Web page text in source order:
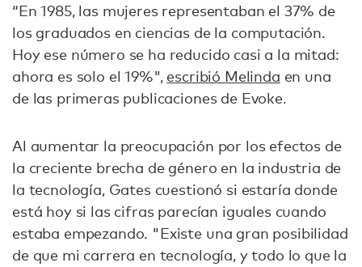
“En 1985, las mujeres representaban el 37% de
los graduados en ciencias de la computación.
Hoy ese número se ha reducido casi a la mitad:
ahora es solo el 19%", escribió Melinda en una
de las primeras publicaciones de Evoke.
Al aumentar la preocupación por los efectos de
la creciente brecha de género en la industria de
la tecnología, Gates cuestionó si estaría donde
está hoy si las cifras parecían iguales cuando
estaba empezando. "Existe una gran posibilidad
de que mi carrera en tecnología, y todo lo que la